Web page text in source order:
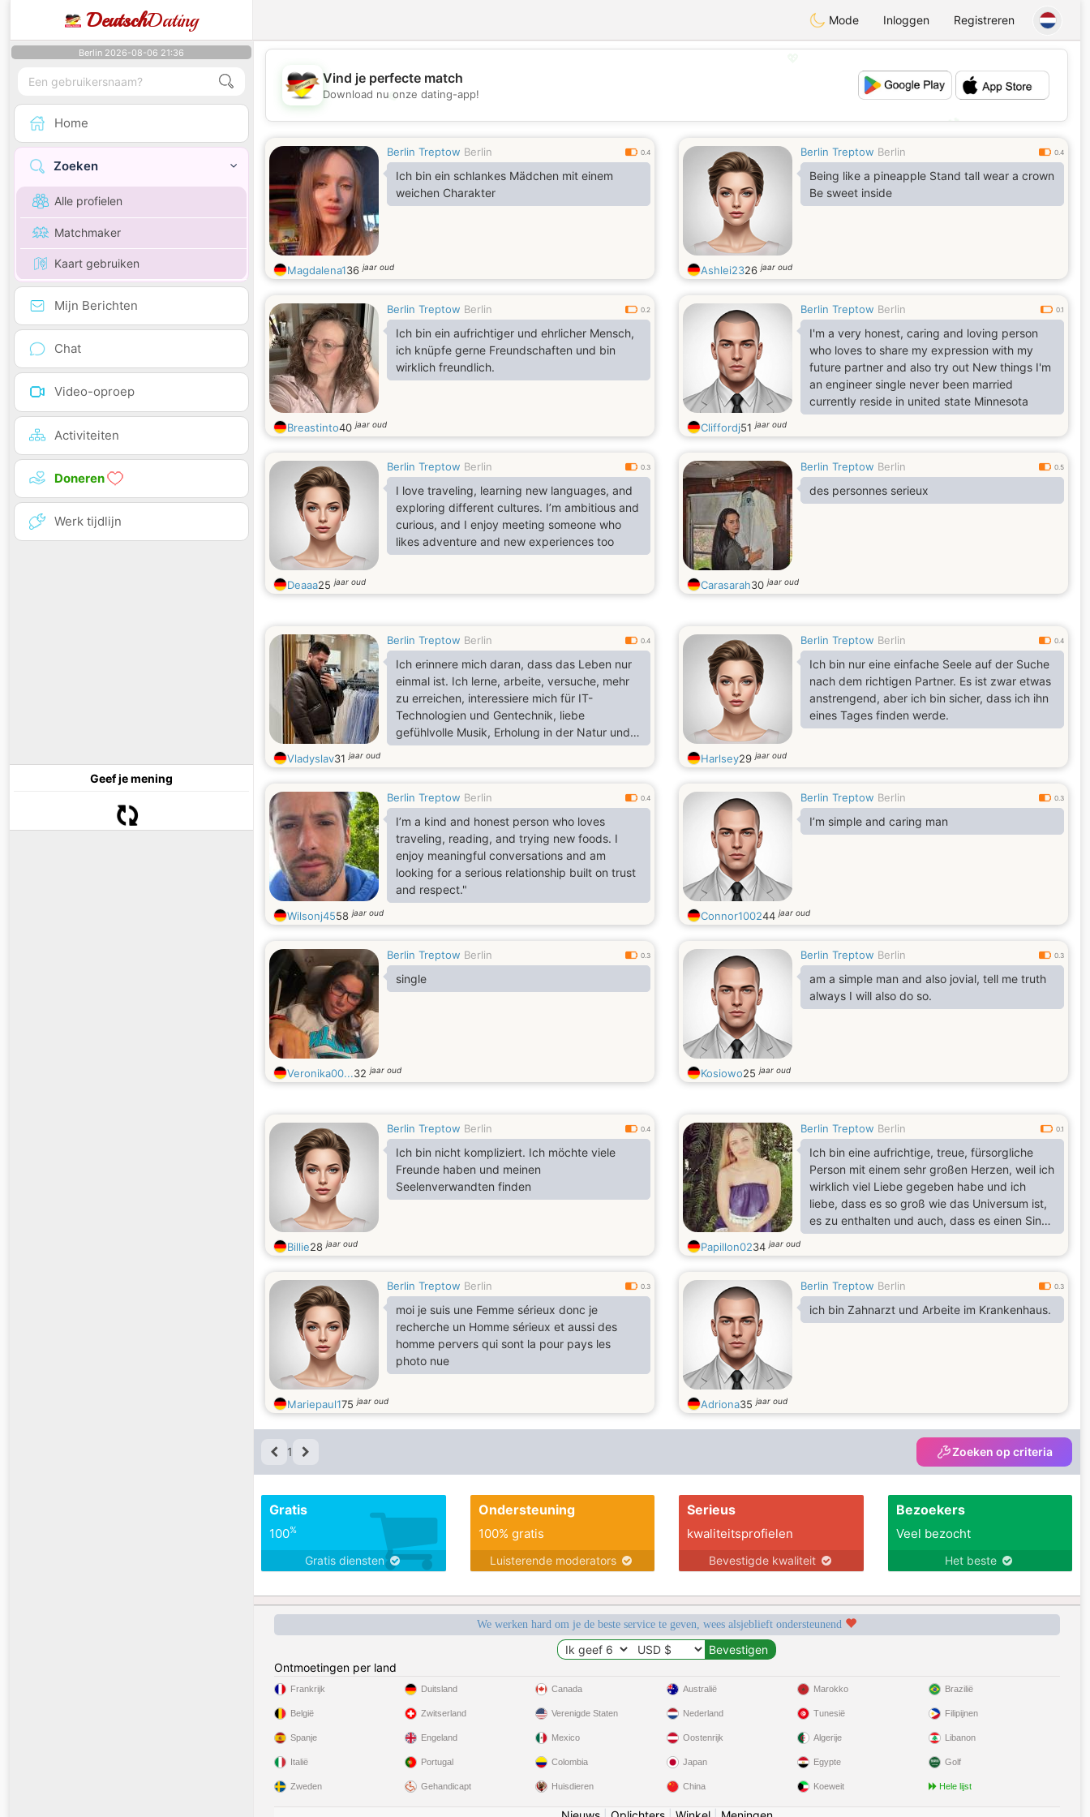
DeutschDating Mode Inloggen Registreren
Berlin 2026-08-06 21:36
Home
Zoeken
Alle profielen
Matchmaker
Kaart gebruiken
Mijn Berichten
Chat
Video-oproep
Activiteiten
Doneren
Werk tijdlijn
Geef je mening
💕
Vind je perfecte match
Download nu onze dating-app!
Berlin Treptow Berlin 0.4
Ich bin ein schlankes Mädchen mit einem
weichen Charakter
Magdalena136jaar oud
Berlin Treptow Berlin 0.4
Being like a pineapple Stand tall wear a crown
Be sweet inside
Ashlei2326jaar oud
Berlin Treptow Berlin 0.2
Ich bin ein aufrichtiger und ehrlicher Mensch,
ich knüpfe gerne Freundschaften und bin
wirklich freundlich.
Breastinto40jaar oud
Berlin Treptow Berlin 0.1
I'm a very honest, caring and loving person
who loves to share my expression with my
future partner and also try out New things I'm
an engineer single never been married
currently reside in united state Minnesota
Cliffordj51jaar oud
Berlin Treptow Berlin 0.3
I love traveling, learning new languages, and
exploring different cultures. I’m ambitious and
curious, and I enjoy meeting someone who
likes adventure and new experiences too
Deaaa25jaar oud
Berlin Treptow Berlin 0.5
des personnes serieux
Carasarah30jaar oud
Berlin Treptow Berlin 0.4
Ich erinnere mich daran, dass das Leben nur
einmal ist. Ich lerne, arbeite, versuche, mehr
zu erreichen, interessiere mich für IT-
Technologien und Gentechnik, liebe
gefühlvolle Musik, Erholung in der Natur und
alles, was mit einem gesunden Lebensstil zu
tun hat.
Vladyslav31jaar oud
Berlin Treptow Berlin 0.4
Ich bin nur eine einfache Seele auf der Suche
nach dem richtigen Partner. Es ist zwar etwas
anstrengend, aber ich bin sicher, dass ich ihn
eines Tages finden werde.
Harlsey29jaar oud
Berlin Treptow Berlin 0.4
I’m a kind and honest person who loves
traveling, reading, and trying new foods. I
enjoy meaningful conversations and am
looking for a serious relationship built on trust
and respect."
Wilsonj4558jaar oud
Berlin Treptow Berlin 0.3
I’m simple and caring man
Connor100244jaar oud
Berlin Treptow Berlin 0.3
single
Veronika00...32jaar oud
Berlin Treptow Berlin 0.3
am a simple man and also jovial, tell me truth
always I will also do so.
Kosiowo25jaar oud
Berlin Treptow Berlin 0.4
Ich bin nicht kompliziert. Ich möchte viele
Freunde haben und meinen
Seelenverwandten finden
Billie28jaar oud
Berlin Treptow Berlin 0.1
Ich bin eine aufrichtige, treue, fürsorgliche
Person mit einem sehr großen Herzen, weil ich
wirklich viel Liebe gegeben habe und ich
liebe, dass es so groß wie das Universum ist,
es zu enthalten und auch, dass es einen Sinn
für Humor hat, der mir sehr viel bedeutet.
Papillon0234jaar oud
Berlin Treptow Berlin 0.3
moi je suis une Femme sérieux donc je
recherche un Homme sérieux et aussi des
homme pervers qui sont la pour pays les
photo nue
Mariepaul175jaar oud
Berlin Treptow Berlin 0.3
ich bin Zahnarzt und Arbeite im Krankenhaus.
Adriona35jaar oud
1 Zoeken op criteria
Gratis
100%
Gratis diensten
Ondersteuning
100% gratis
Luisterende moderators
Serieus
kwaliteitsprofielen
Bevestigde kwaliteit
Bezoekers
Veel bezocht
Het beste
We werken hard om je de beste service te geven, wees alsjeblieft ondersteunend
Ontmoetingen per land
Frankrijk
België
Spanje
Italië
Zweden
Duitsland
Zwitserland
Engeland
Portugal
Gehandicapt
Canada
Verenigde Staten
Mexico
Colombia
Huisdieren
Australië
Nederland
Oostenrijk
Japan
China
Marokko
Tunesië
Algerije
Egypte
Koeweit
Brazilië
Filipijnen
Libanon
Golf
Hele lijst